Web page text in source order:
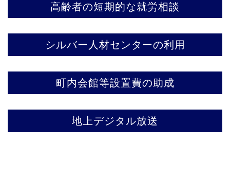
高齢者の短期的な就労相談
シルバー人材センターの利用
町内会館等設置費の助成
地上デジタル放送